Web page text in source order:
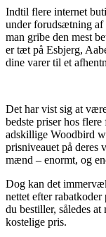
Indtil flere internet
under forudsætning af
man gribe den mest
er tæt på Esbjerg,
dine varer til et
Det har vist sig at
bedste priser hos
adskillige Woodbird
prisniveauet på deres
mænd – enormt, og
Dog kan det
nettet efter
du bestiller, således
kostelige pris.